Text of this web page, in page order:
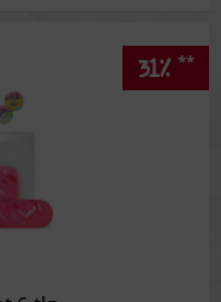
31% **